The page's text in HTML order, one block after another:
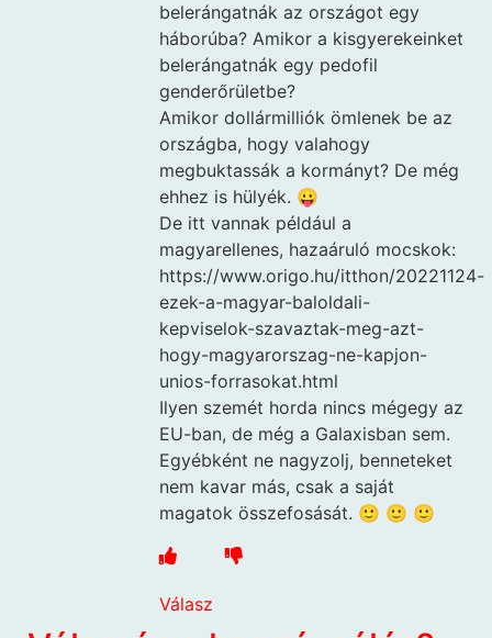
belerángatnák az országot egy
háborúba? Amikor a kisgyerekeinket
belerángatnák egy pedofil
genderőrületbe?
Amikor dollármilliók ömlenek be az
országba, hogy valahogy
megbuktassák a kormányt? De még
ehhez is hülyék. 😛
De itt vannak például a
magyarellenes, hazaáruló mocskok:
https://www.origo.hu/itthon/20221124-
ezek-a-magyar-baloldali-
kepviselok-szavaztak-meg-azt-
hogy-magyarorszag-ne-kapjon-
unios-forrasokat.html
Ilyen szemét horda nincs mégegy az
EU-ban, de még a Galaxisban sem.
Egyébként ne nagyzolj, benneteket
nem kavar más, csak a saját
magatok összefosását. 🙂 🙂 🙂
Válasz